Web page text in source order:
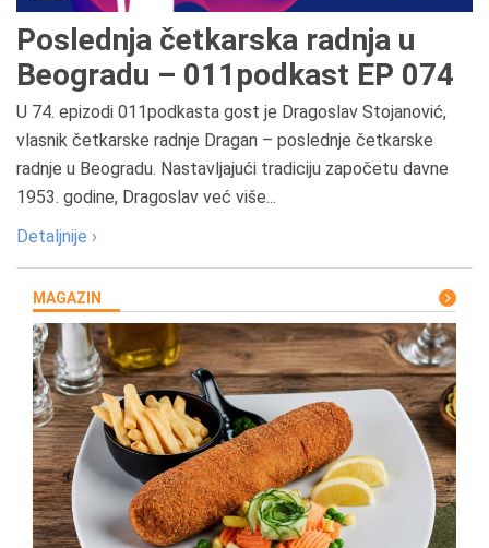
Poslednja četkarska radnja u
Beogradu – 011podkast EP 074
U 74. epizodi 011podkasta gost je Dragoslav Stojanović,
vlasnik četkarske radnje Dragan – poslednje četkarske
radnje u Beogradu. Nastavljajući tradiciju započetu davne
1953. godine, Dragoslav već više...
Detaljnije ›
MAGAZIN